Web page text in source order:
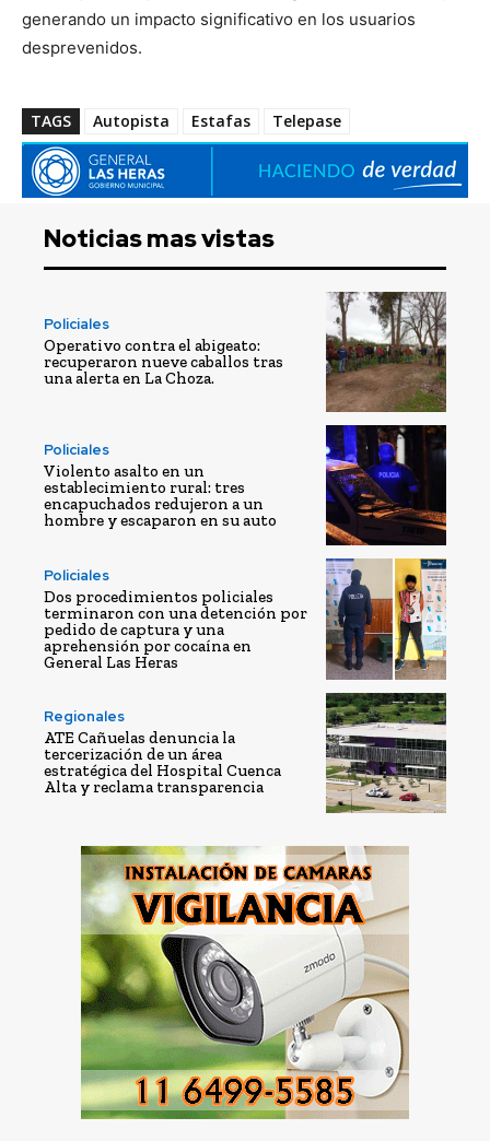
generando un impacto significativo en los usuarios
desprevenidos.
TAGS Autopista Estafas Telepase
Noticias mas vistas
Policiales
Operativo contra el abigeato:
recuperaron nueve caballos tras
una alerta en La Choza.
Policiales
Violento asalto en un
establecimiento rural: tres
encapuchados redujeron a un
hombre y escaparon en su auto
Policiales
Dos procedimientos policiales
terminaron con una detención por
pedido de captura y una
aprehensión por cocaína en
General Las Heras
Regionales
ATE Cañuelas denuncia la
tercerización de un área
estratégica del Hospital Cuenca
Alta y reclama transparencia